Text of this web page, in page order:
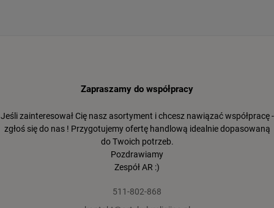
Zapraszamy do współpracy
Jeśli zainteresował Cię nasz asortyment i chcesz nawiązać współpracę -
zgłoś się do nas ! Przygotujemy ofertę handlową idealnie dopasowaną
do Twoich potrzeb.
Pozdrawiamy
Zespół AR :)
511-802-868